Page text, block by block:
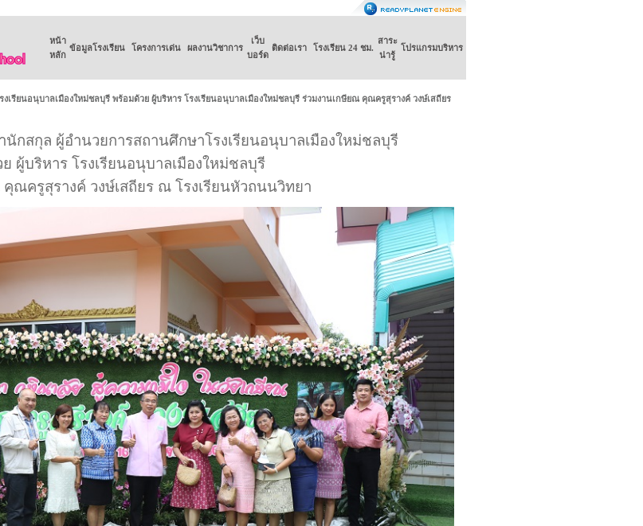
หน้า
หลัก
ข้อมูลโรงเรียน โครงการเด่น ผลงานวิชาการ
เว็บ
บอร์ด
ติดต่อเรา โรงเรียน 24 ชม.
สาระ
น่ารู้
โปรแกรมบริหาร
รียนอนุบาลเมืองใหม่ชลบุรี พร้อมด้วย ผู้บริหาร โรงเรียนอนุบาลเมืองใหม่ชลบุรี ร่วมงานเกษียณ คุณครูสุรางค์ วงษ์เสถียร
กสกุล ผู้อำนวยการสถานศึกษาโรงเรียนอนุบาลเมืองใหม่ชลบุรี
ผู้บริหาร โรงเรียนอนุบาลเมืองใหม่ชลบุรี
ณครูสุรางค์ วงษ์เสถียร ณ โรงเรียนหัวถนนวิทยา